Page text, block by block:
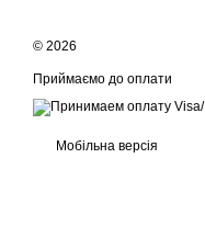
© 2026
Приймаємо до оплати
Мобільна версія